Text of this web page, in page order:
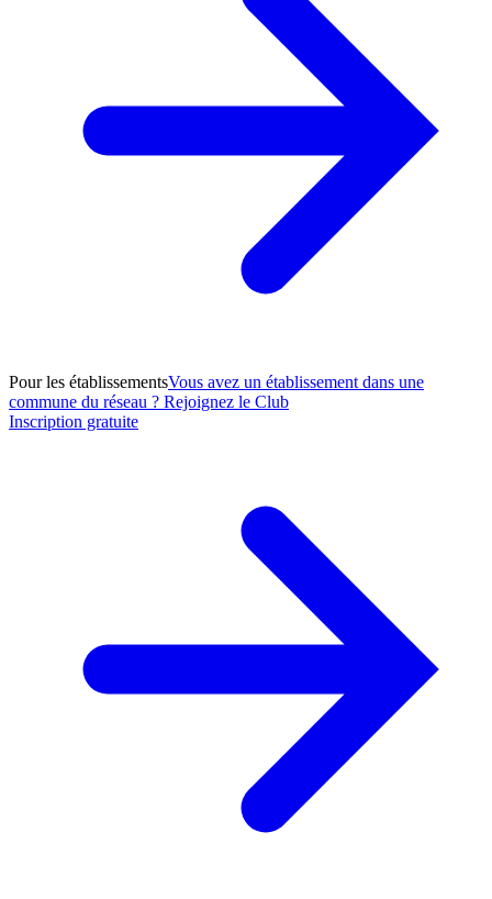
Pour les établissementsVous avez un établissement dans une
commune du réseau ? Rejoignez le Club
Inscription gratuite